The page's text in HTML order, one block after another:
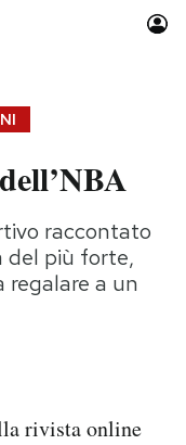
Idee
calcio 2026
raccontato
del più forte,
regalare a un
rivista online